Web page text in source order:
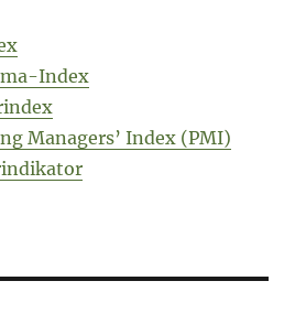
Index
Managers’ Index (PMI)